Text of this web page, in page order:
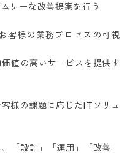
リーな改善提案を行う
客様の業務プロセスの可視
値の高いサービスを提供す
様の課題に応じたITソリュ
「設計」「運用」「改善」